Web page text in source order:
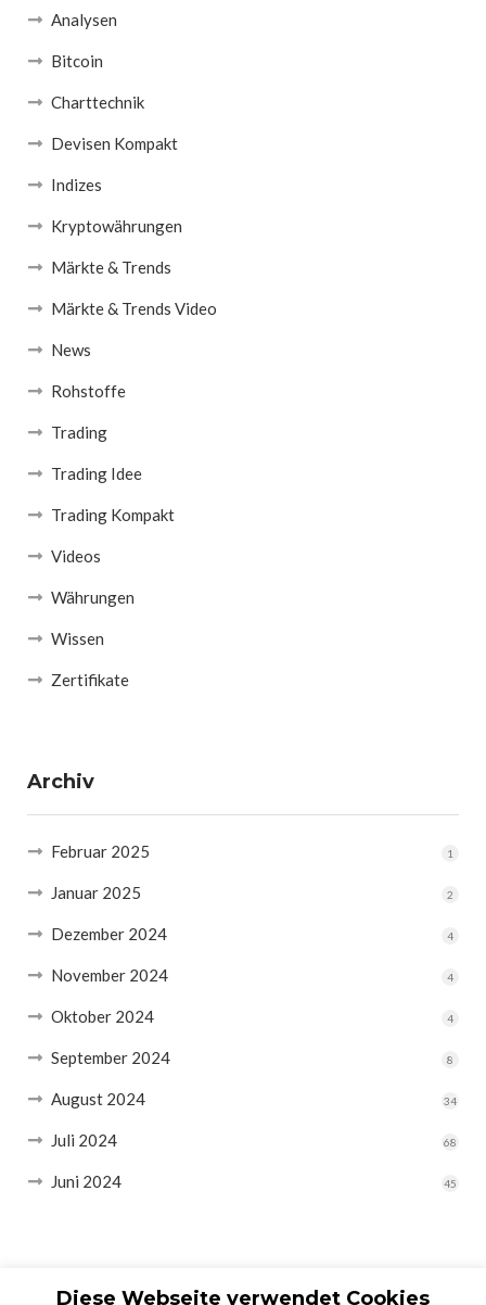
Analysen
Bitcoin
Charttechnik
Devisen Kompakt
Indizes
Kryptowährungen
Märkte & Trends
Märkte & Trends Video
News
Rohstoffe
Trading
Trading Idee
Trading Kompakt
Videos
Währungen
Wissen
Zertifikate
Archiv
Februar 2025 1
Januar 2025 2
Dezember 2024 4
November 2024 4
Oktober 2024 4
September 2024 8
August 2024 34
Juli 2024 68
Juni 2024 45
Diese Webseite verwendet Cookies